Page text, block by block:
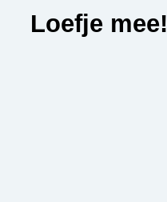
Loefje mee!